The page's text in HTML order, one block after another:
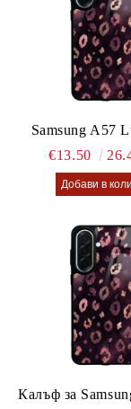
Samsung A57
€13.50
Калъф за